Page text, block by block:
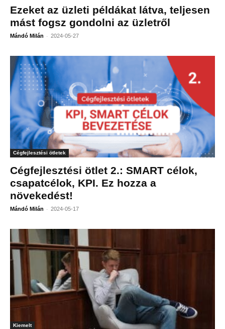
Ezeket az üzleti példákat látva, teljesen
mást fogsz gondolni az üzletről
Mándó Milán - 2024-05-27
Cégfejlesztési ötletek
Cégfejlesztési ötlet 2.: SMART célok,
csapatcélok, KPI. Ez hozza a
növekedést!
Mándó Milán - 2024-05-17
Kiemelt